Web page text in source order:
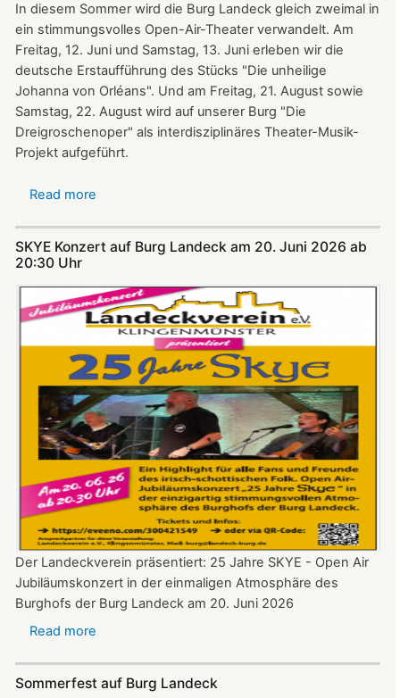
In diesem Sommer wird die Burg Landeck gleich zweimal in
ein stimmungsvolles Open-Air-Theater verwandelt. Am
Freitag, 12. Juni und Samstag, 13. Juni erleben wir die
deutsche Erstaufführung des Stücks "Die unheilige
Johanna von Orléans". Und am Freitag, 21. August sowie
Samstag, 22. August wird auf unserer Burg "Die
Dreigroschenoper" als interdisziplinäres Theater-Musik-
Projekt aufgeführt.
Read more
Theatersommer
Burg
Landeck
SKYE Konzert auf Burg Landeck am 20. Juni 2026 ab
20:30 Uhr​​​​​​​​​​​​​​
Der Landeckverein präsentiert: 25 Jahre SKYE - Open Air
Jubiläumskonzert in der einmaligen Atmosphäre des
Burghofs der Burg Landeck am 20. Juni 2026
Read more
auf
Sommerfest auf Burg Landeck